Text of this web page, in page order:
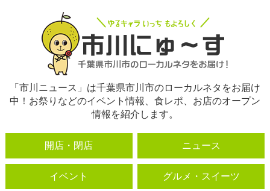
「市川ニュース」は千葉県市川市のローカルネタをお届け
中！お祭りなどのイベント情報、食レポ、お店のオープン
情報を紹介します。
開店・閉店 ニュース
イベント グルメ・スイーツ